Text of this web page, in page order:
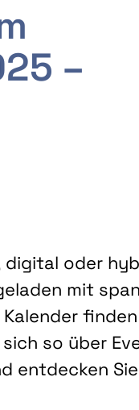
–
digital oder
mit
finden
so über
entdecken